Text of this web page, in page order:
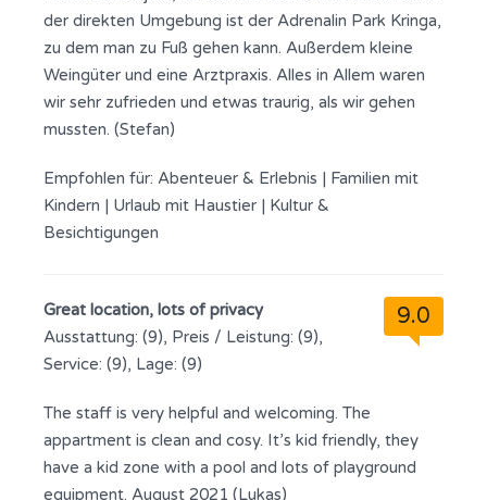
der direkten Umgebung ist der Adrenalin Park Kringa,
zu dem man zu Fuß gehen kann. Außerdem kleine
Weingüter und eine Arztpraxis. Alles in Allem waren
wir sehr zufrieden und etwas traurig, als wir gehen
mussten. (Stefan)
Empfohlen für: Abenteuer & Erlebnis | Familien mit
Kindern | Urlaub mit Haustier | Kultur &
Besichtigungen
9.0
Great location, lots of privacy
Ausstattung: (9), Preis / Leistung: (9),
Service: (9), Lage: (9)
The staff is very helpful and welcoming. The
appartment is clean and cosy. It’s kid friendly, they
have a kid zone with a pool and lots of playground
equipment. August 2021 (Lukas)